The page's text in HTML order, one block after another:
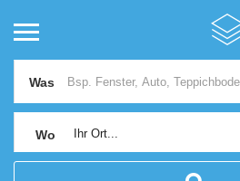
Was
Wo Ihr Ort...